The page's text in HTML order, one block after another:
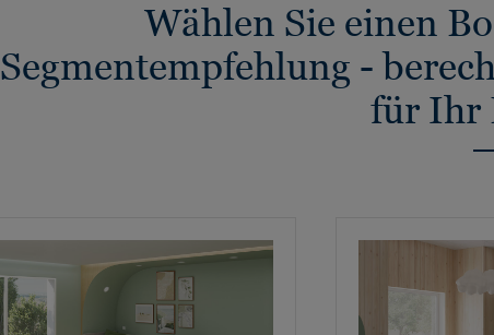
Wählen Sie einen
Segmentempfehlung -
für Ihr